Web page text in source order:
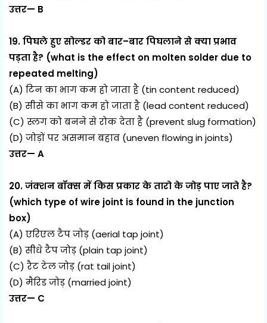
उत्तर— B
19. पिघले हुए सोल्डर को बार–बार पिघलाने से क्या प्रभाव
पड़ता है? (what is the effect on molten solder due to
repeated melting)
(A) टिन का भाग कम हो जाता है (tin content reduced)
(B) सीसे का भाग कम हो जाता है (lead content reduced)
(C) स्लग को बनने से रोक देता है (prevent slug formation)
(D) जोड़ों पर असमान बहाव (uneven flowing in joints)
उत्तर— A
20. जंक्शन बॉक्स में किस प्रकार के तारो के जोड़ पाए जाते है?
(which type of wire joint is found in the junction
box)
(A) एरिएल टैप जोड़ (aerial tap joint)
(B) सीधे टैप जोड़ (plain tap joint)
(C) रैट टेल जोड़ (rat tail joint)
(D) मैरिड जोड़ (married joint)
उत्तर— C